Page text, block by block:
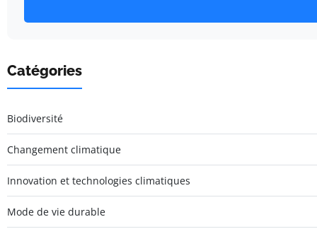
Catégories
Biodiversité
Changement climatique
Innovation et technologies climatiques
Mode de vie durable